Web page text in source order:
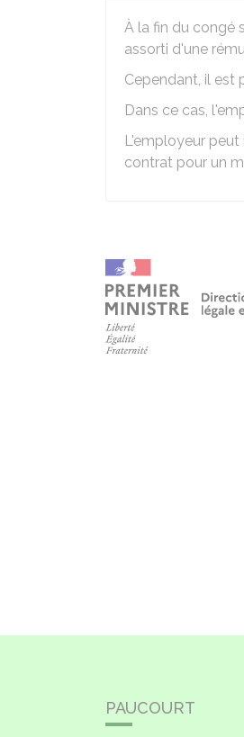
À la fin du congé
assorti d'une
Cependant, il est
Dans ce cas,
L'employeur
contrat pour un
PAUCOURT